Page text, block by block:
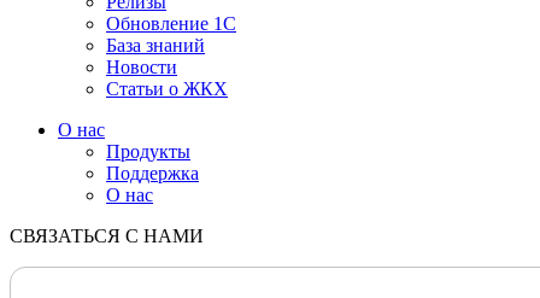
Обновление 1С
База знаний
Новости
Статьи о ЖКХ
О нас
Продукты
Поддержка
О нас
СВЯЗАТЬСЯ С НАМИ